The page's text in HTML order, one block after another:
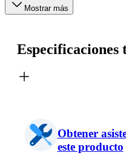
Mostrar más
Especificaciones
Obtener
este producto